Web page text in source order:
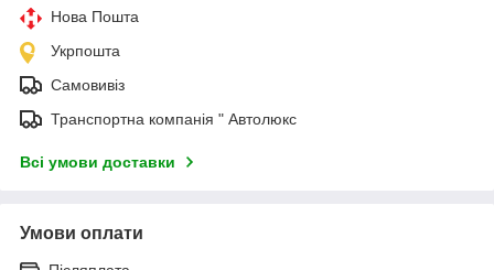
Нова Пошта
Укрпошта
Самовивіз
Транспортна компанія " Автолюкс
Всі умови доставки
Умови оплати